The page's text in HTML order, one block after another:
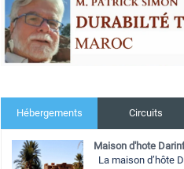
Hébergements Circuits
Maison d'hote
La maison d’hôte